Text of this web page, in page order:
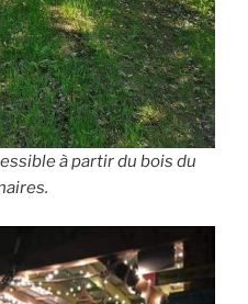
à partir du bois du